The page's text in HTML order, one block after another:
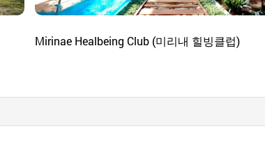
Mirinae Healbeing Club (미리내 힐빙클럽)